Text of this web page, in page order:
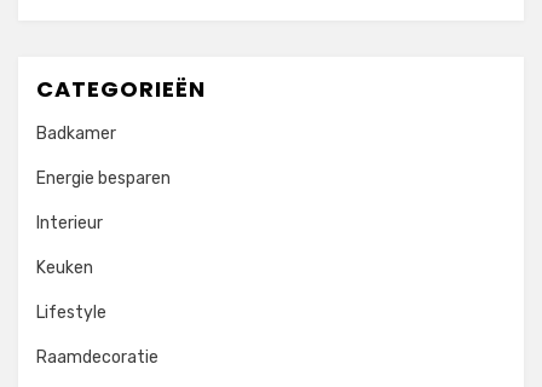
CATEGORIEËN
Badkamer
Energie besparen
Interieur
Keuken
Lifestyle
Raamdecoratie